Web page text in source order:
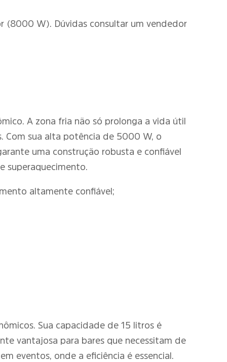
(8000 W). Dúvidas consultar um vendedor
A zona fria não só prolonga a vida útil
Com sua alta potência de 5000 W, o
uma construção robusta e confiável
superaquecimento.
altamente confiável;
Sua capacidade de 15 litros é
vantajosa para bares que necessitam de
eventos, onde a eficiência é essencial.